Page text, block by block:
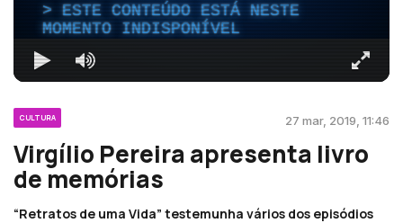
ESTE CONTEÚDO ESTÁ NESTE
MOMENTO INDISPONÍVEL
CULTURA 27 mar, 2019, 11:46
Virgílio Pereira apresenta livro
de memórias
“Retratos de uma Vida” testemunha vários dos episódios